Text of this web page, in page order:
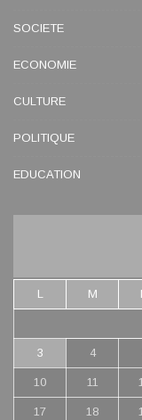
SOCIETE
ECONOMIE
CULTURE
POLITIQUE
EDUCATION
L M
3 4
10 11
17 18